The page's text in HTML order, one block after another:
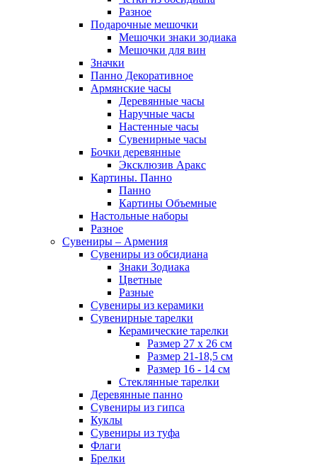
Разное
Подарочные мешочки
Мешочки знаки зодиака
Мешочки для вин
Значки
Панно Декоративное
Армянские часы
Деревянные часы
Наручные часы
Настенные часы
Сувенирные часы
Бочки деревянные
Эксклюзив Аракс
Картины. Панно
Панно
Картины Объемные
Настольные наборы
Разное
Сувениры – Армения
Сувениры из обсидиана
Знаки Зодиака
Цветные
Разные
Сувениры из керамики
Сувенирные тарелки
Керамические тарелки
Размер 27 х 26 см
Размер 21-18,5 см
Размер 16 - 14 см
Стеклянные тарелки
Деревянные панно
Сувениры из гипса
Куклы
Сувениры из туфа
Флаги
Брелки